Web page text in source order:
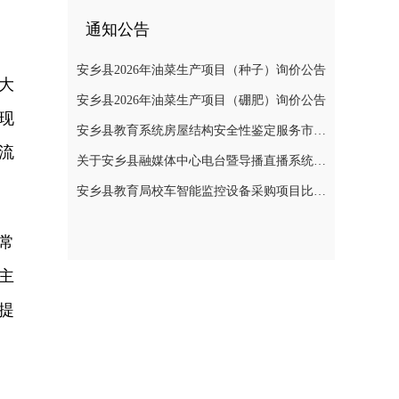
通知公告
安乡县2026年油菜生产项目（种子）询价公告
安乡县2026年油菜生产项目（硼肥）询价公告
安乡县教育系统房屋结构安全性鉴定服务市场价格调查公告
关于安乡县融媒体中心电台暨导播直播系统建设项目公开询价公告
安乡县教育局校车智能监控设备采购项目比选公告